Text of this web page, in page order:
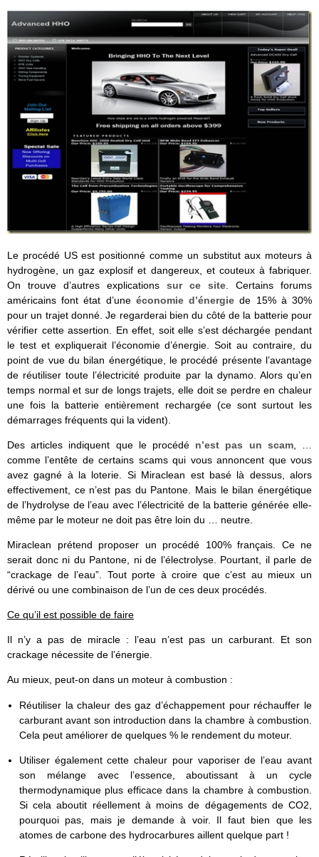
Le procédé US est positionné comme un substitut aux moteurs à
hydrogène, un gaz explosif et dangereux, et couteux à fabriquer.
On trouve d’autres explications sur ce site . Certains forums
américains font état d’une économie d’énergie de 15% à 30%
pour un trajet donné. Je regarderai bien du côté de la batterie pour
vérifier cette assertion. En effet, soit elle s’est déchargée pendant
le test et expliquerait l’économie d’énergie. Soit au contraire, du
point de vue du bilan énergétique, le procédé présente l’avantage
de réutiliser toute l’électricité produite par la dynamo. Alors qu’en
temps normal et sur de longs trajets, elle doit se perdre en chaleur
une fois la batterie entièrement rechargée (ce sont surtout les
démarrages fréquents qui la vident).
Des articles indiquent que le procédé n’est pas un scam, …
comme l’entête de certains scams qui vous annoncent que vous
avez gagné à la loterie. Si Miraclean est basé là dessus, alors
effectivement, ce n’est pas du Pantone. Mais le bilan énergétique
de l’hydrolyse de l’eau avec l’électricité de la batterie générée elle-
même par le moteur ne doit pas être loin du … neutre.
Miraclean prétend proposer un procédé 100% français. Ce ne
serait donc ni du Pantone, ni de l’électrolyse. Pourtant, il parle de
“crackage de l’eau”. Tout porte à croire que c’est au mieux un
dérivé ou une combinaison de l’un de ces deux procédés.
Ce qu’il est possible de faire
Il n’y a pas de miracle : l’eau n’est pas un carburant. Et son
crackage nécessite de l’énergie.
Au mieux, peut-on dans un moteur à combustion :
Réutiliser la chaleur des gaz d’échappement pour réchauffer le
carburant avant son introduction dans la chambre à combustion.
Cela peut améliorer de quelques % le rendement du moteur.
Utiliser également cette chaleur pour vaporiser de l’eau avant
son mélange avec l’essence, aboutissant à un cycle
thermodynamique plus efficace dans la chambre à combustion.
Si cela aboutit réellement à moins de dégagements de CO2,
pourquoi pas, mais je demande à voir. Il faut bien que les
atomes de carbone des hydrocarbures aillent quelque part !